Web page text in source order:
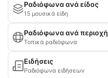
Ραδιόφωνα ανά είδος
15 μουσικά είδη
Ραδιόφωνα ανά περιοχή
Τοπικά ραδιόφωνα
Ειδήσεις
Ραδιόφωνα ειδήσεων